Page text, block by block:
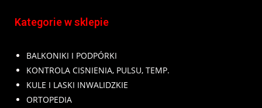
Kategorie w sklepie
BALKONIKI I PODPÓRKI
KONTROLA CISNIENIA, PULSU, TEMP.
KULE I LASKI INWALIDZKIE
ORTOPEDIA